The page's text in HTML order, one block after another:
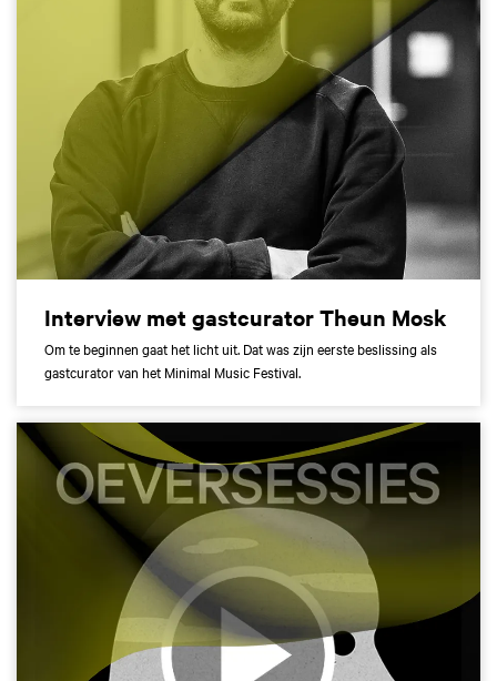
Interview met gastcurator Theun Mosk
Om te beginnen gaat het licht uit. Dat was zijn eerste beslissing als
gastcurator van het Minimal Music Festival.